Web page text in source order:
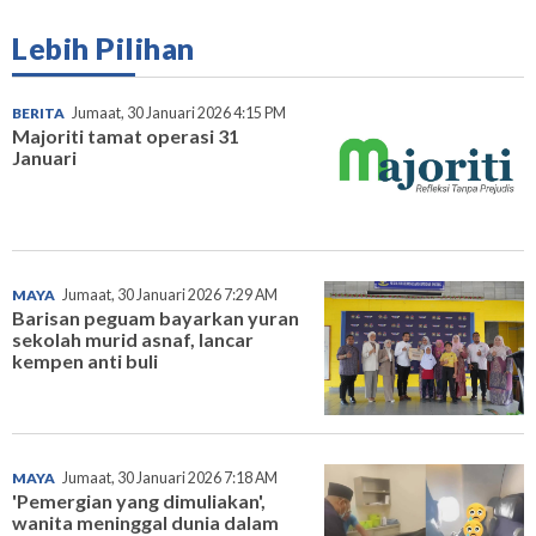
Lebih Pilihan
BERITA Jumaat, 30 Januari 2026 4:15 PM
Majoriti tamat operasi 31
Januari
MAYA Jumaat, 30 Januari 2026 7:29 AM
Barisan peguam bayarkan yuran
sekolah murid asnaf, lancar
kempen anti buli
MAYA Jumaat, 30 Januari 2026 7:18 AM
'Pemergian yang dimuliakan',
wanita meninggal dunia dalam